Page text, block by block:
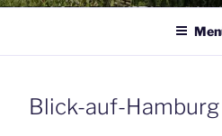
Blick-auf-Hamburg